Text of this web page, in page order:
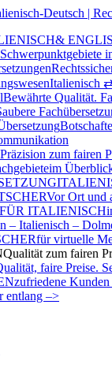
&
Schwerpunktgebiete
Italienisch
Bewährte Qualität.
Präzision zum fairen
im
Vor Ort und
ITALIENISCH
– Italienisch –
für virtuelle
Qualität zum fairen
faire Preise.
zufriedene Kunden
entlang –>